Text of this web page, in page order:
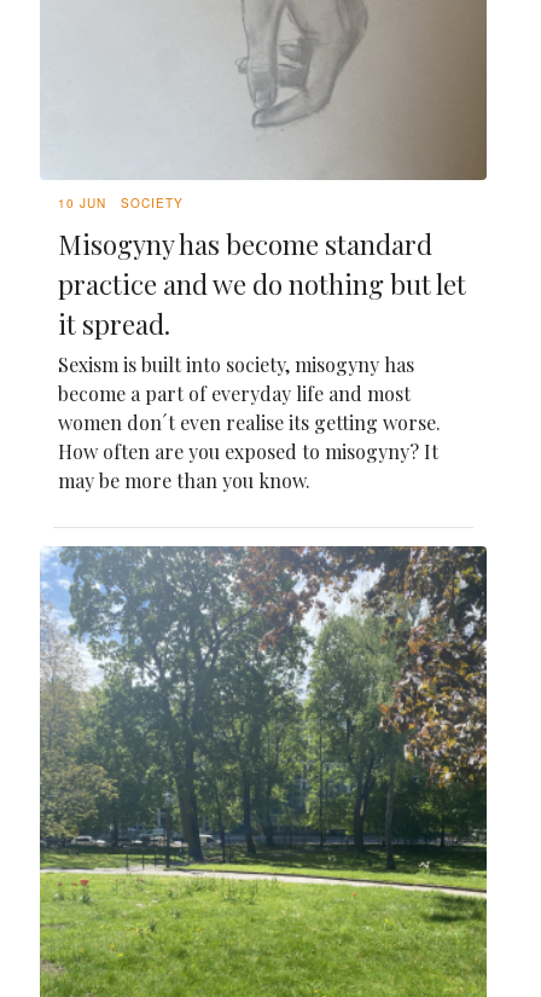
10 JUN SOCIETY
Misogyny has become standard
practice and we do nothing but let
it spread.
Sexism is built into society, misogyny has
become a part of everyday life and most
women don´t even realise its getting worse.
How often are you exposed to misogyny? It
may be more than you know.